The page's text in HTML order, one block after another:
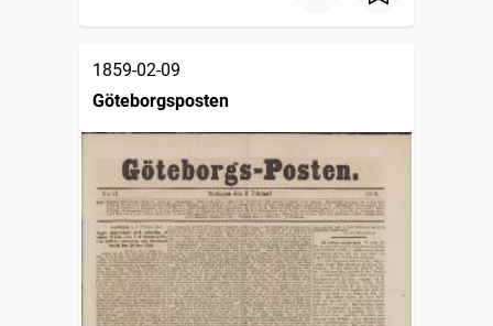
1859-02-09
Göteborgsposten